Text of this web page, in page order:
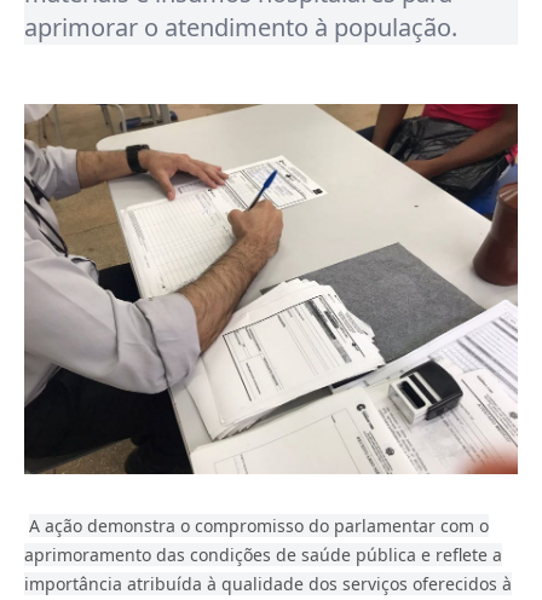
aprimorar o atendimento à população.
A ação demonstra o compromisso do parlamentar com o
aprimoramento das condições de saúde pública e reflete a
importância atribuída à qualidade dos serviços oferecidos à